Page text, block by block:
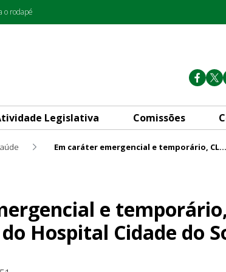
o rodapé
Legislativa Comissões
Em caráter emergencial e temporário, CLDF aprova transferência do Hospital Cidade do Sol ao Iges-DF
e
Hospital Cidade do